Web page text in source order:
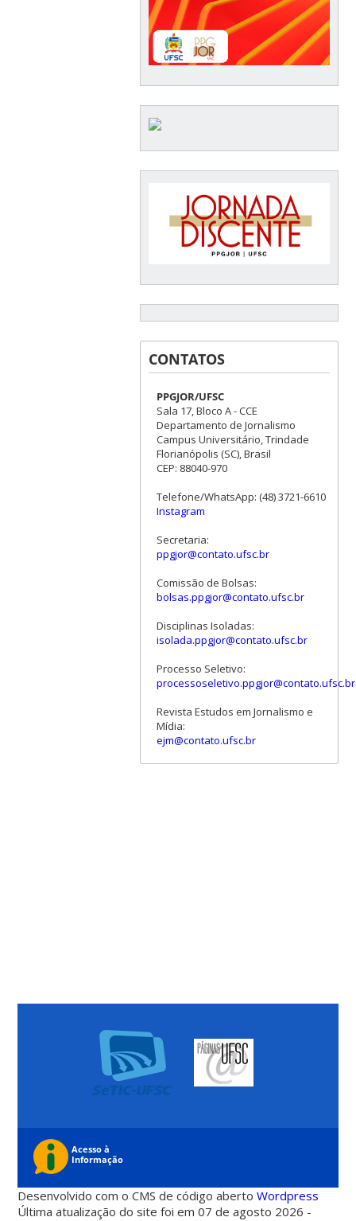
CONTATOS
PPGJOR/UFSC
Sala 17, Bloco A - CCE
Departamento de Jornalismo
Campus Universitário, Trindade
Florianópolis (SC), Brasil
CEP: 88040-970
Telefone/WhatsApp: (48) 3721-6610
Instagram
Secretaria:
ppgjor@contato.ufsc.br
Comissão de Bolsas:
bolsas.ppgjor@contato.ufsc.br
Disciplinas Isoladas:
isolada.ppgjor@contato.ufsc.br
Processo Seletivo:
processoseletivo.ppgjor@contato.ufsc.br
Revista Estudos em Jornalismo e
Mídia:
ejm@contato.ufsc.br
Desenvolvido com o CMS de código abertoWordpress
Última atualização do site foi em 07 de agosto 2026 -